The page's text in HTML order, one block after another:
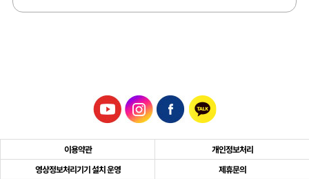
이용약관
개인정보처리
영상정보처리기기 설치 운영
제휴문의